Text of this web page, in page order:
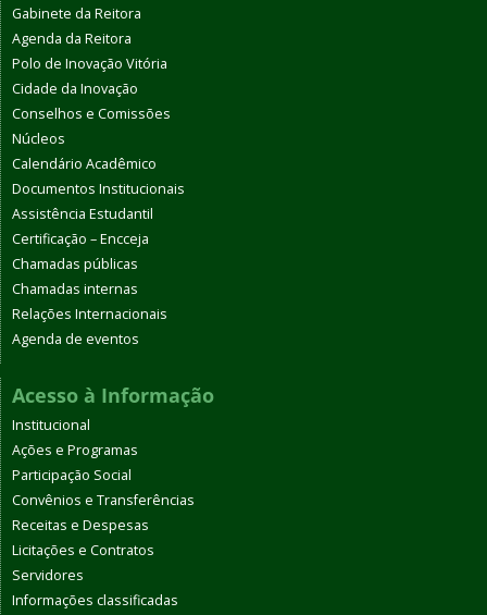
Gabinete da Reitora
Agenda da Reitora
Polo de Inovação Vitória
Cidade da Inovação
Conselhos e Comissões
Núcleos
Calendário Acadêmico
Documentos Institucionais
Assistência Estudantil
Certificação – Encceja
Chamadas públicas
Chamadas internas
Relações Internacionais
Agenda de eventos
Acesso à Informação
Institucional
Ações e Programas
Participação Social
Convênios e Transferências
Receitas e Despesas
Licitações e Contratos
Servidores
Informações classificadas